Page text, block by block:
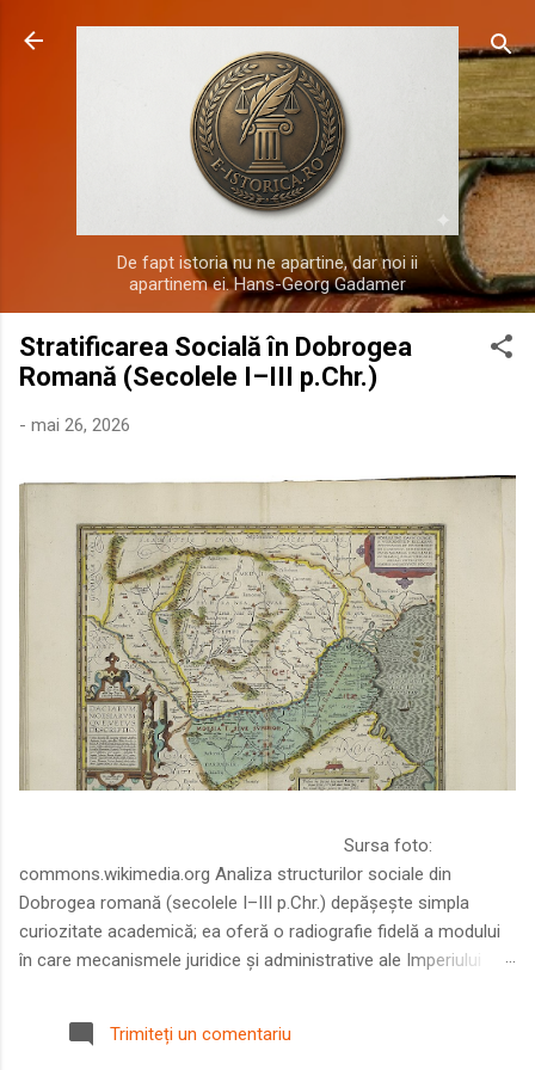
Treceți la conținutul principal
De fapt istoria nu ne apartine, dar noi ii
apartinem ei. Hans-Georg Gadamer
Stratificarea Socială în Dobrogea
Romană (Secolele I–III p.Chr.)
- mai 26, 2026
Sursa foto:
commons.wikimedia.org Analiza structurilor sociale din
Dobrogea romană (secolele I–III p.Chr.) depășește simpla
curiozitate academică; ea oferă o radiografie fidelă a modului
în care mecanismele juridice și administrative ale Imperiului
Într-o epocă în care prosperitatea excepțională a lumii romane
era susținută de o mobilitate socială dinamică și de o libertate
Trimiteți un comentariu